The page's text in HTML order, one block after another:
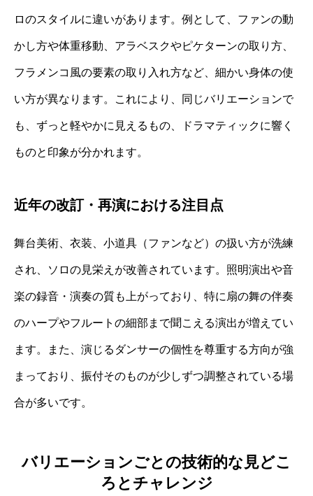
ロのスタイルに違いがあります。例として、ファンの動
かし方や体重移動、アラベスクやピケターンの取り方、
フラメンコ風の要素の取り入れ方など、細かい身体の使
い方が異なります。これにより、同じバリエーションで
も、ずっと軽やかに見えるもの、ドラマティックに響く
ものと印象が分かれます。
近年の改訂・再演における注目点
舞台美術、衣装、小道具（ファンなど）の扱い方が洗練
され、ソロの見栄えが改善されています。照明演出や音
楽の録音・演奏の質も上がっており、特に扇の舞の伴奏
のハープやフルートの細部まで聞こえる演出が増えてい
ます。また、演じるダンサーの個性を尊重する方向が強
まっており、振付そのものが少しずつ調整されている場
合が多いです。
バリエーションごとの技術的な見どこ
ろとチャレンジ